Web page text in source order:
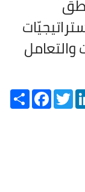
والتعامل
Share Facebook